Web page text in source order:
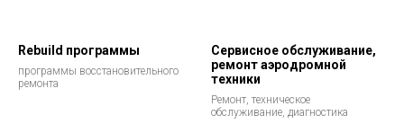
Rebuild программы
программы восстановительного
ремонта
Сервисное обслуживание,
ремонт аэродромной
техники
Ремонт, техническое
обслуживание, диагностика